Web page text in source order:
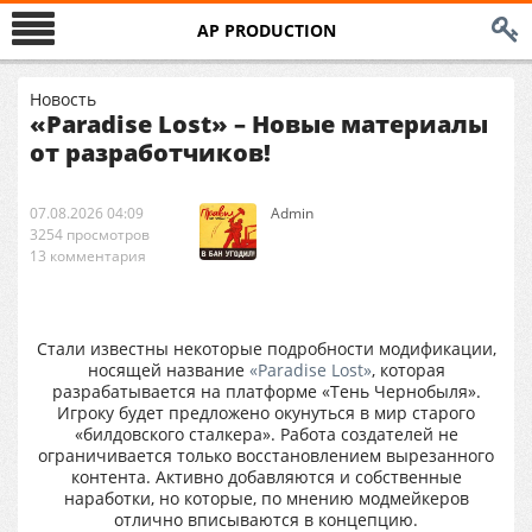
AP PRODUCTION
Новость
«Paradise Lost» – Новые материалы
от разработчиков!
07.08.2026 04:09
3254 просмотров
13 комментария
Аdmin
Стали известны некоторые подробности модификации,
носящей название «Paradise Lost», которая
разрабатывается на платформе «Тень Чернобыля».
Игроку будет предложено окунуться в мир старого
«билдовского сталкера». Работа создателей не
ограничивается только восстановлением вырезанного
контента. Активно добавляются и собственные
наработки, но которые, по мнению модмейкеров
отлично вписываются в концепцию.